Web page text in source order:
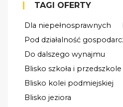
TAGI OFERTY
Dla niepełnosprawnych
Pod działalność
Do dalszego wynajmu
Blisko szkoła i przedszkole
Blisko kolei podmiejskiej
Blisko jeziora